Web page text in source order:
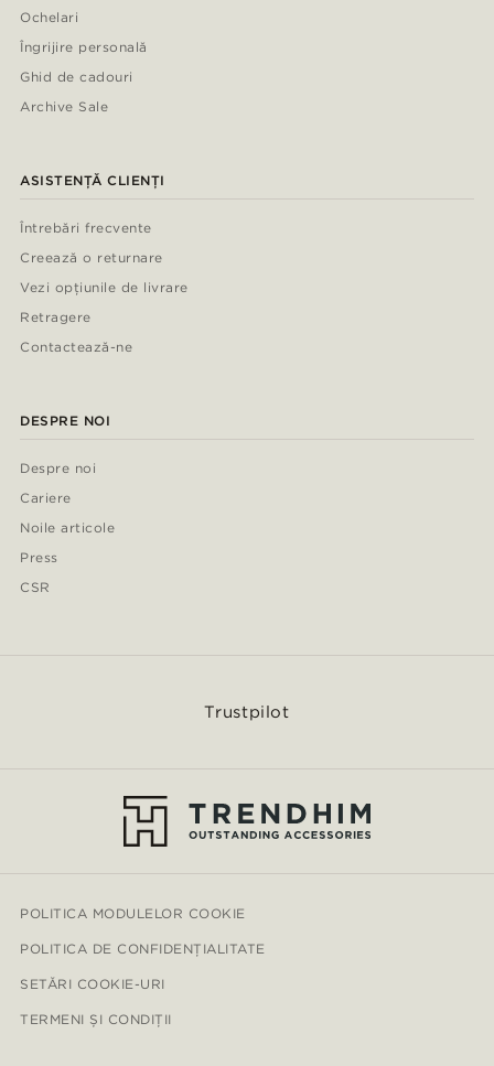
Ochelari
Îngrijire personală
Ghid de cadouri
Archive Sale
ASISTENȚĂ CLIENȚI
Întrebări frecvente
Creează o returnare
Vezi opțiunile de livrare
Retragere
Contactează-ne
DESPRE NOI
Despre noi
Cariere
Noile articole
Press
CSR
Trustpilot
POLITICA MODULELOR COOKIE
POLITICA DE CONFIDENȚIALITATE
SETĂRI COOKIE-URI
TERMENI ȘI CONDIȚII